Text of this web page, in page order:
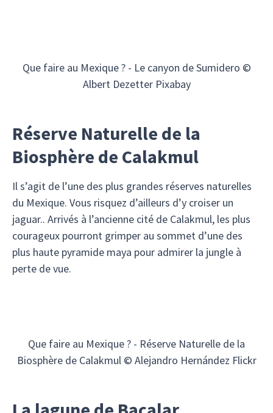
Que faire au Mexique ? - Le canyon de Sumidero ©
Albert Dezetter Pixabay
Réserve Naturelle de la
Biosphère de Calakmul
Il s’agit de l’une des plus grandes réserves naturelles
du Mexique. Vous risquez d’ailleurs d’y croiser un
jaguar.. Arrivés à l’ancienne cité de Calakmul, les plus
courageux pourront grimper au sommet d’une des
plus haute pyramide maya pour admirer la jungle à
perte de vue.
Que faire au Mexique ? - Réserve Naturelle de la
Biosphère de Calakmul © Alejandro Hernández Flickr